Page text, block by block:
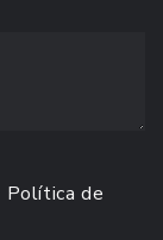
Política de